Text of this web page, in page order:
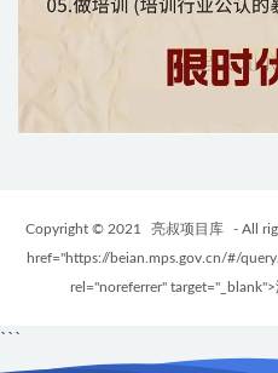
Copyright © 2021 亮叔项目库 - All
href="https://beian.mps.gov.cn/#/
rel="noreferrer"
```